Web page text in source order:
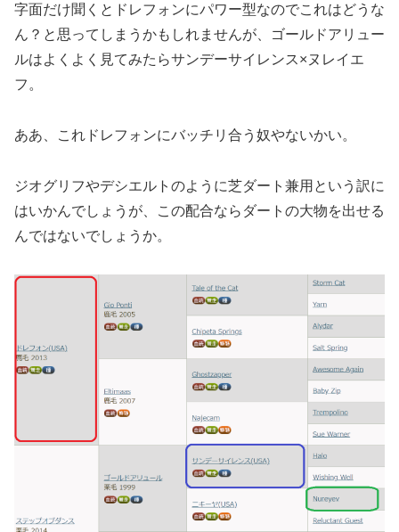
字面だけ聞くとドレフォンにパワー型なのでこれはどうな
ん？と思ってしまうかもしれませんが、ゴールドアリュー
ルはよくよく見てみたらサンデーサイレンス×ヌレイエ
フ。
ああ、これドレフォンにバッチリ合う奴やないかい。
ジオグリフやデシエルトのように芝ダート兼用という訳に
はいかんでしょうが、この配合ならダートの大物を出せる
んではないでしょうか。